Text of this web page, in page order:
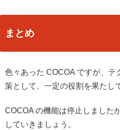
まとめ
色々あった COCOA ですが、テ
策として、一定の役割を果たし
COCOA の機能は停止しました
していきましょう。